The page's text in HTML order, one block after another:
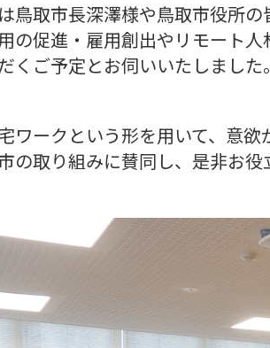
鳥取市長深澤様や鳥取市役所
の促進・雇用創出やリモート
くご予定とお伺いいたしました。
ワークという形を用いて、意
の取り組みに賛同し、是非お役